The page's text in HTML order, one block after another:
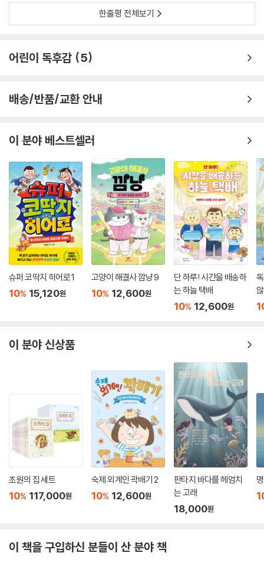
한줄평 전체보기
어린이 독후감 5
배송/반품/교환 안내
이 분야 베스트셀러
슈퍼 코딱지 히어로 1
10% 15,120원
고양이 해결사 깜냥 9
10% 12,600원
단 하루! 시간을 배송하
는 하늘 택배
10% 12,600원
이 분야 신상품
초원의 집 세트
10% 117,000원
숙제 외계인 곽배기 2
10% 12,600원
판타지 바다를 헤엄치
는 고래
18,000원
이 책을 구입하신 분들이 산 분야 책